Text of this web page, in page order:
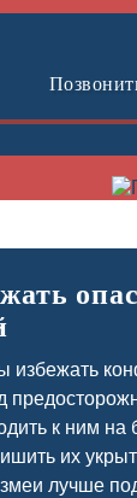
избежать
к ним на
их
лучше